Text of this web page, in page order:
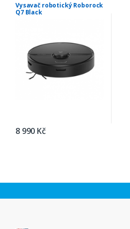
Vysavač robotický Roborock
Q7 Black
8 990 Kč